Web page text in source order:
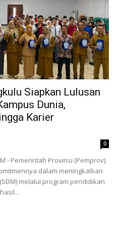
Siapkan Lulusan
Dunia,
Karier
0
- Pemerintah Provinsi (Pemprov)
dalam meningkatkan
melalui program pendidikan